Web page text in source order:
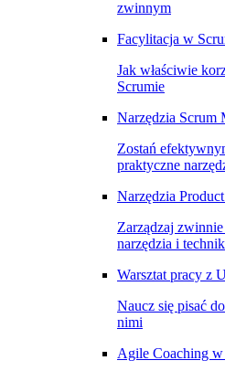
zwinnym
Facylitacja w
Jak właściwie
Scrumie
Narzędzia Scrum
Zostań
praktyczne
Narzędzia
Zarządzaj
narzędzia i
Warsztat pracy z
Naucz się pisać
nimi
Agile Coaching